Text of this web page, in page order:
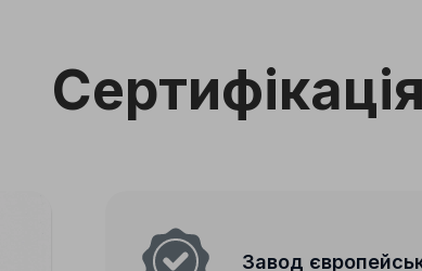
Сертифікація
Завод